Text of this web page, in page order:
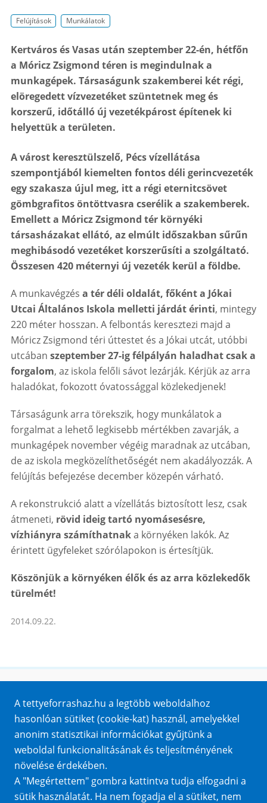
Felújítások Munkálatok
Kertváros és Vasas után szeptember 22-én, hétfőn
a Móricz Zsigmond téren is megindulnak a
munkagépek. Társaságunk szakemberei két régi,
elöregedett vízvezetéket szüntetnek meg és
korszerű, időtálló új vezetékpárost építenek ki
helyettük a területen.
A várost keresztülszelő, Pécs vízellátása
szempontjából kiemelten fontos déli gerincvezeték
egy szakasza újul meg, itt a régi eternitcsövet
gömbgrafitos öntöttvasra cserélik a szakemberek.
Emellett a Móricz Zsigmond tér környéki
társasházakat ellátó, az elmúlt időszakban sűrűn
meghibásodó vezetéket korszerűsíti a szolgáltató.
Összesen 420 méternyi új vezeték kerül a földbe.
A munkavégzés a tér déli oldalát, főként a Jókai
Utcai Általános Iskola melletti járdát érinti, mintegy
220 méter hosszan. A felbontás keresztezi majd a
Móricz Zsigmond téri úttestet és a Jókai utcát, utóbbi
utcában szeptember 27-igfélpályán haladhat csak a
forgalom, az iskola felőli sávot lezárják. Kérjük az arra
haladókat, fokozott óvatossággal közlekedjenek!
Társaságunk arra törekszik, hogy munkálatok a
forgalmat a lehető legkisebb mértékben zavarják, a
munkagépek november végéig maradnak az utcában,
de az iskola megközelíthetőségét nem akadályozzák. A
felújítás befejezése december közepén várható.
A rekonstrukció alatt a vízellátás biztosított lesz, csak
átmeneti, rövid ideig tartó nyomásesésre,
vízhiányra számíthatnaka környéken lakók. Az
érintett ügyfeleket szórólapokon is értesítjük.
Köszönjük a környéken élők és az arra közlekedők
türelmét!
2014.09.22.
Impresszum
Sütik
Adatvédelem
Közérdekű adatok
A tettyeforrashaz.hu a legtöbb weboldalhoz
hasonlóan sütiket (cookie-kat) használ, amelyekkel
anonim statisztikai információkat gyűjtünk a
weboldal funkcionalitásának és teljesítményének
növelése érdekében.
A "Megértettem" gombra kattintva tudja elfogadni a
sütik használatát. Ha nem fogadja el a sütiket, nem